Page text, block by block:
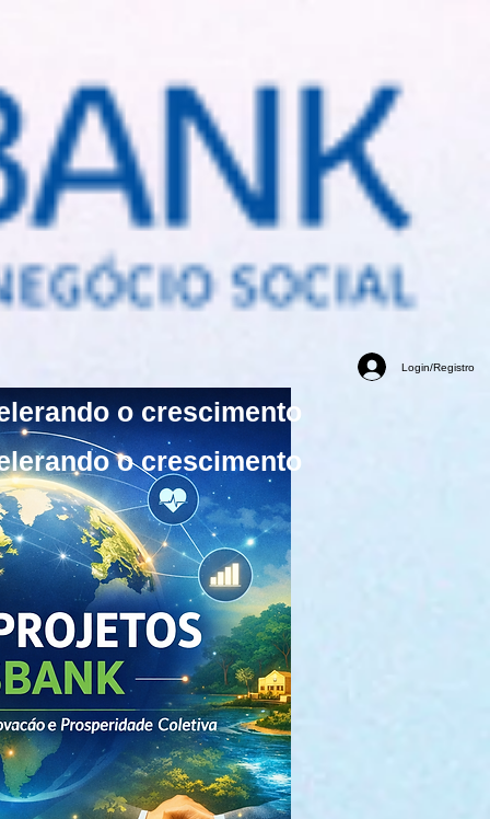
Login/Registro
o crescimento
o crescimento